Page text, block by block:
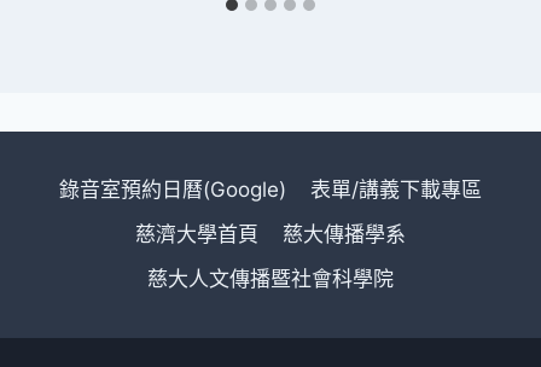
錄音室預約日曆(Google)
表單/講義下載專區
慈濟大學首頁
慈大傳播學系
慈大人文傳播暨社會科學院